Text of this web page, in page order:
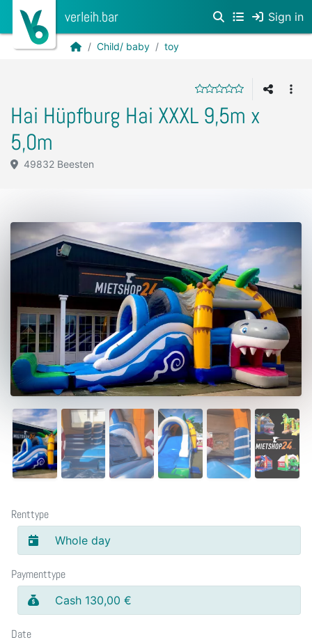
verleih.bar Sign in
Child/ baby toy
Hai Hüpfburg Hai XXXL 9,5m x
5,0m
49832 Beesten
Renttype
Whole day
Paymenttype
Cash 130,00 €
Date